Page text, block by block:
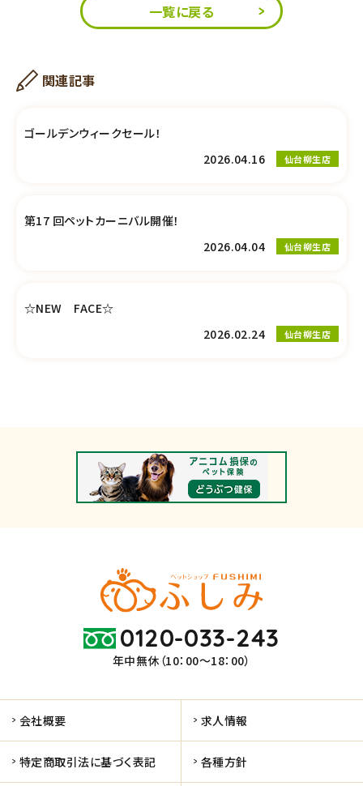
一覧に戻る
関連記事
ゴールデンウィークセール！
2026.04.16
仙台柳生店
第17 回ペットカーニバル開催！
2026.04.04
仙台柳生店
☆NEW FACE☆
2026.02.24
仙台柳生店
0120-033-243
年中無休（10：00～18：00）
会社概要 求人情報
特定商取引法に基づく表記 各種方針